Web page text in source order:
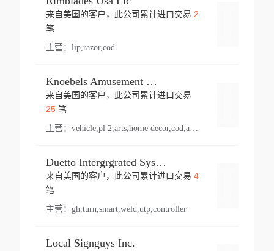
来自美国的客户，此公司累计进口交易 2
笔
主营： lip,razor,cod
Knoebels Amusement Resort
来自美国的客户，此公司累计进口交易
25笔
主营： vehicle,pl 2,arts,home decor,cod,amusement ride,sea
Duetto Intergrgrated Systems Inc.
来自美国的客户，此公司累计进口交易 4
笔
主营： gh,turn,smart,weld,utp,controller
Local Signguys Inc.